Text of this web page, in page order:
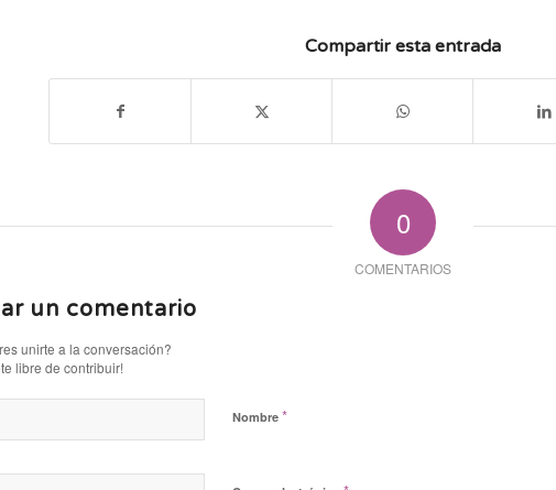
Compartir esta entrada
0
COMENTARIOS
un comentario
unirte a la conversación?
libre de contribuir!
Nombre *